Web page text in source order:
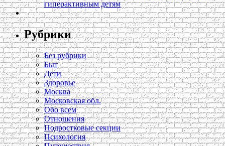
гиперактивным детям
Рубрики
Без рубрики
Быт
Дети
Здоровье
Москва
Московская обл.
Обо всем
Отношения
Подростковые секции
Психология